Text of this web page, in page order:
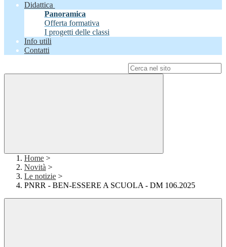
Didattica
Panoramica
Offerta formativa
I progetti delle classi
Info utili
Contatti
Home >
Novità >
Le notizie >
PNRR - BEN-ESSERE A SCUOLA - DM 106.2025